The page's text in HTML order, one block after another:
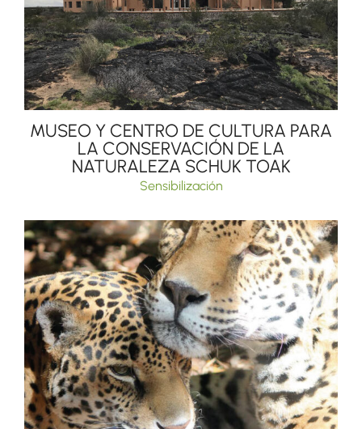
MUSEO Y CENTRO DE CULTURA PARA
LA CONSERVACIÓN DE LA
NATURALEZA SCHUK TOAK
Sensibilización